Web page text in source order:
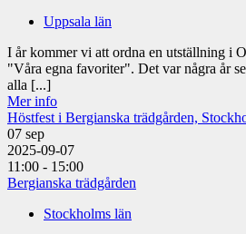
Uppsala län
I år kommer vi att ordna en utställning i
"Våra egna favoriter". Det var några år
alla [...]
Mer info
Höstfest i Bergianska trädgården,
07 sep
2025-09-07
11:00 - 15:00
Bergianska trädgården
Stockholms län